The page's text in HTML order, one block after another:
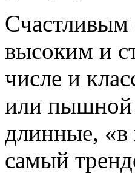
Счастливым
высоким и
числе и
или
длинные, «в
самый